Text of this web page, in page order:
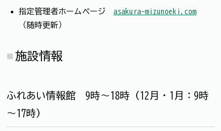
指定管理者ホームページ asakura-mizunoeki.com
（随時更新）
施設情報
ふれあい情報館 9時～18時（12月・1月：9時
～17時）